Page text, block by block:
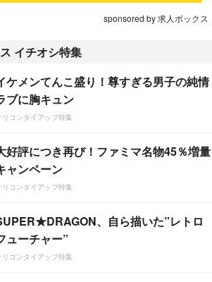
sponsored by 求人ボックス
イチオシ特集
ケメンてんこ盛り！尊すぎる男子の純情
ブに胸キュン
リコンタイアップ特集
好評につき再び！ファミマ名物45％増量
ャンペーン
リコンタイアップ特集
、自ら描いた”レトロ
ューチャー”
リコンタイアップ特集